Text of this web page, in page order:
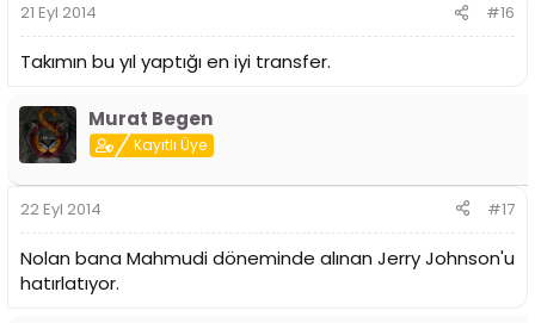
21 Eyl 2014 #16
Takımın bu yıl yaptığı en iyi transfer.
Murat Begen
Kayıtlı Üye
22 Eyl 2014 #17
Nolan bana Mahmudi döneminde alınan Jerry Johnson'u
hatırlatıyor.